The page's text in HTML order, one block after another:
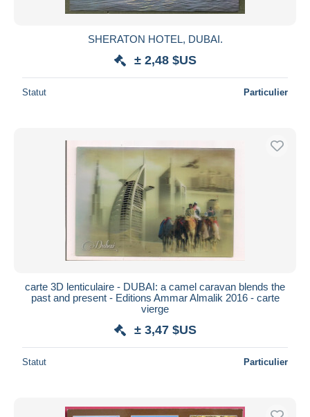
SHERATON HOTEL, DUBAI.
± 2,48 $US
Statut Particulier
carte 3D lenticulaire - DUBAI: a camel caravan blends the
past and present - Editions Ammar Almalik 2016 - carte
vierge
± 3,47 $US
Statut Particulier